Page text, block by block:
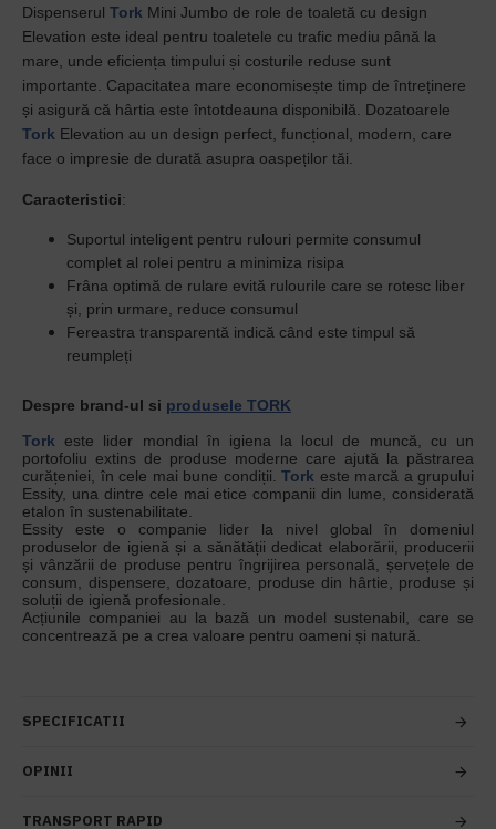
Dispenserul Tork Mini Jumbo de role de toaletă cu design
Elevation este ideal pentru toaletele cu trafic mediu până la
mare, unde eficiența timpului și costurile reduse sunt
importante. Capacitatea mare economisește timp de întreținere
și asigură că hârtia este întotdeauna disponibilă. Dozatoarele
Tork Elevation au un design perfect, funcțional, modern, care
face o impresie de durată asupra oaspeților tăi.
Caracteristici:
Suportul inteligent pentru rulouri permite consumul
complet al rolei pentru a minimiza risipa
Frâna optimă de rulare evită rulourile care se rotesc liber
și, prin urmare, reduce consumul
Fereastra transparentă indică când este timpul să
reumpleți
Despre brand-ul si produsele TORK
Tork este lider mondial în igiena la locul de muncă, cu un
portofoliu extins de produse moderne care ajută la păstrarea
curățeniei, în cele mai bune condiții. Tork este marcă a grupului
Essity, una dintre cele mai etice companii din lume, considerată
etalon în sustenabilitate.
Essity este o companie lider la nivel global în domeniul
produselor de igienă și a sănătății dedicat elaborării, producerii
și vânzării de produse pentru îngrijirea personală, șervețele de
consum, dispensere, dozatoare, produse din hârtie, produse și
soluții de igienă profesionale.
Acțiunile companiei au la bază un model sustenabil, care se
concentrează pe a crea valoare pentru oameni și natură.
SPECIFICATII
OPINII
TRANSPORT RAPID